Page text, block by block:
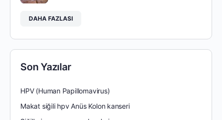
DAHA FAZLASI
Son Yazılar
HPV (Human Papillomavirus)
Makat siğili hpv Anüs Kolon kanseri